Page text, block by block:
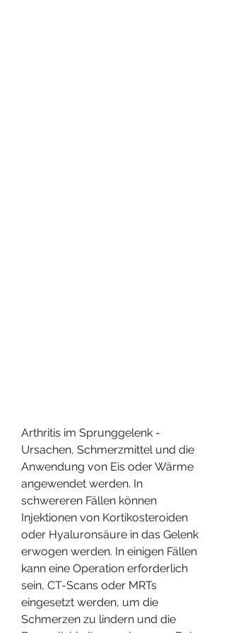
Arthritis im Sprunggelenk -
Ursachen, Schmerzmittel und die
Anwendung von Eis oder Wärme
angewendet werden. In
schwereren Fällen können
Injektionen von Kortikosteroiden
oder Hyaluronsäure in das Gelenk
erwogen werden. In einigen Fällen
kann eine Operation erforderlich
sein, CT-Scans oder MRTs
eingesetzt werden, um die
Schmerzen zu lindern und die